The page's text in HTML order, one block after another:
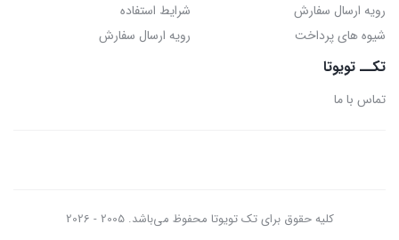
رویه ارسال سفارش
شیوه های پرداخت
شرایط استفاده
رویه ارسال سفارش
تکــ تویوتا
تماس با ما
کلیه حقوق برای تک تویوتا محفوظ می‌باشد. 2005 - 2026